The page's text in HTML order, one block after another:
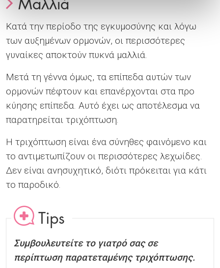
Κατά την περίοδο της εγκυμοσύνης και λόγω
των αυξημένων ορμονών, οι περισσότερες
γυναίκες αποκτούν πυκνά μαλλιά.
Μετά τη γέννα όμως, τα επίπεδα αυτών των
ορμονών πέφτουν και επανέρχονται στα προ
κύησης επίπεδα. Αυτό έχει ως αποτέλεσμα να
παρατηρείται τριχόπτωση.
Η τριχόπτωση είναι ένα σύνηθες φαινόμενο και
το αντιμετωπίζουν οι περισσότερες λεχωίδες.
Δεν είναι ανησυχητικό, διότι πρόκειται για κάτι
το παροδικό.
Tips
Συμβουλευτείτε το γιατρό σας σε
περίπτωση παρατεταμένης τριχόπτωσης.